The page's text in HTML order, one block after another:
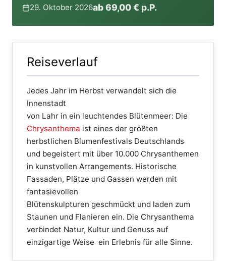
29. Oktober 2026ab 69,00 € p.P.
Reiseverlauf
Jedes Jahr im Herbst verwandelt sich die
Innenstadt
von Lahr in ein leuchtendes Blütenmeer: Die
Chrysanthema ist eines der größten
herbstlichen Blumenfestivals Deutschlands
und begeistert mit über 10.000 Chrysanthemen
in kunstvollen Arrangements. Historische
Fassaden, Plätze und Gassen werden mit
fantasievollen
Blütenskulpturen geschmückt und laden zum
Staunen und Flanieren ein. Die Chrysanthema
verbindet Natur, Kultur und Genuss auf
einzigartige Weise ein Erlebnis für alle Sinne.